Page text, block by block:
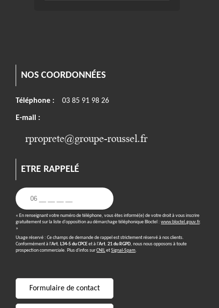
NOS COORDONNÉES
Téléphone : 03 85 91 98 26
E-mail :
ETRE RAPPELÉ
« En renseignant votre numéro de téléphone, vous êtes informé(e) de votre droit à vous inscrire
gratuitement sur la liste d'opposition au démarchage téléphonique Bloctel :www.bloctel.gouv.fr.
»
Usage réservé : Ce champs de demande de rappel est strictement réservé à nos clients.
Conformément à l'Art. L34-5 du CPCEet à l'Art. 21 du RGPD, nous nous opposons à toute
prospection commerciale. Plus d'infos surCNILetSignal-Spam.
Formulaire de contact